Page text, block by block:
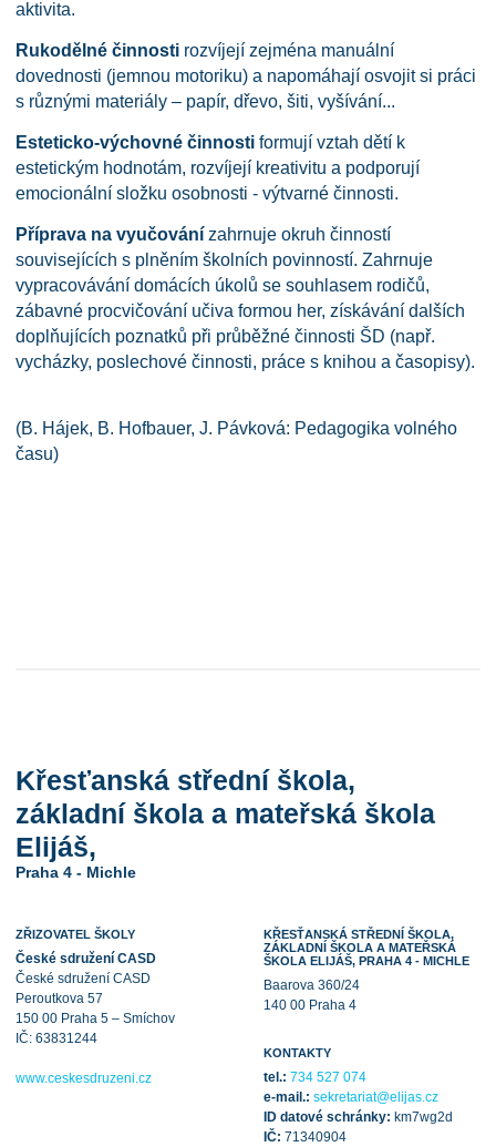
aktivita.
Rukodělné činnosti rozvíjejí zejména manuální
dovednosti (jemnou motoriku) a napomáhají osvojit si práci
s různými materiály – papír, dřevo, šiti, vyšívání...
Esteticko-výchovné činnosti formují vztah dětí k
estetickým hodnotám, rozvíjejí kreativitu a podporují
emocionální složku osobnosti - výtvarné činnosti.
Příprava na vyučování zahrnuje okruh činností
souvisejících s plněním školních povinností. Zahrnuje
vypracovávání domácích úkolů se souhlasem rodičů,
zábavné procvičování učiva formou her, získávání dalších
doplňujících poznatků při průběžné činnosti ŠD (např.
vycházky, poslechové činnosti, práce s knihou a časopisy).
(B. Hájek, B. Hofbauer, J. Pávková: Pedagogika volného
času)
Křesťanská střední škola,
základní škola a mateřská škola
Elijáš,
Praha 4 - Michle
ZŘIZOVATEL ŠKOLY
České sdružení CASD
České sdružení CASD
Peroutkova 57
150 00 Praha 5 – Smíchov
IČ: 63831244
www.ceskesdruzeni.cz
KŘESŤANSKÁ STŘEDNÍ ŠKOLA,
ZÁKLADNÍ ŠKOLA A MATEŘSKÁ
ŠKOLA ELIJÁŠ, PRAHA 4 - MICHLE
Baarova 360/24
140 00 Praha 4
KONTAKTY
tel.: 734 527 074
e-mail.: sekretariat@elijas.cz
ID datové schránky: km7wg2d
IČ: 71340904